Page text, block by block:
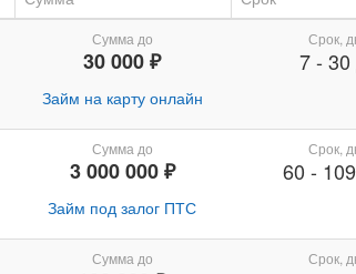
Сумма до
30 000 ₽
Займ на карту онлайн
Срок,
7- 30
Сумма до
3 000 000 ₽
Займ под залог ПТС
Срок,
60 -
Сумма до Срок,